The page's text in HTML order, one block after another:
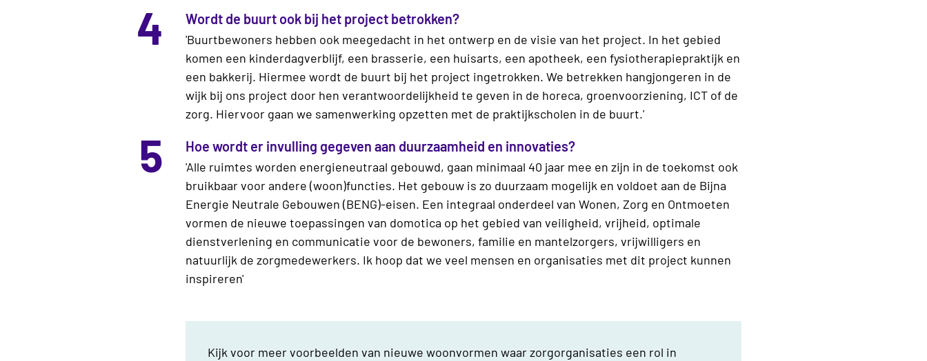
4 Wordt de buurt ook bij het project betrokken?
'Buurtbewoners hebben ook meegedacht in het ontwerp en de visie van het project. In het gebied
komen een kinderdagverblijf, een bras­serie, een huisarts, een apotheek, een fysiotherapiepraktijk en
een bakkerij. Hiermee wordt de buurt bij het project ingetrokken. We betrekken hangjongeren in de
wijk bij ons project door hen verantwoordelijkheid te geven in de horeca, groenvoorziening, ICT of de
zorg. Hiervoor gaan we samenwerking opzetten met de praktijkscholen in de buurt.'
5 Hoe wordt er invulling gegeven aan duurzaamheid en innovaties?
'Alle ruimtes worden energieneutraal gebouwd, gaan minimaal 40 jaar mee en zijn in de toekomst ook
bruikbaar voor andere (woon)functies. Het gebouw is zo duurzaam mogelijk en voldoet aan de Bijna
Energie Neutrale Gebouwen (BENG)-eisen. Een integraal onderdeel van Wonen, Zorg en Ontmoeten
vormen de nieuwe toepassingen van domotica op het gebied van veiligheid, vrijheid, optimale
dienstverlening en communi­catie voor de bewoners, familie en mantelzorgers, vrijwilligers en
natuurlijk de zorg­medewerkers. Ik hoop dat we veel mensen en organisaties met dit project kunnen
inspireren'
Kijk voor meer voorbeelden van nieuwe woonvormen waar zorgorganisaties een rol in